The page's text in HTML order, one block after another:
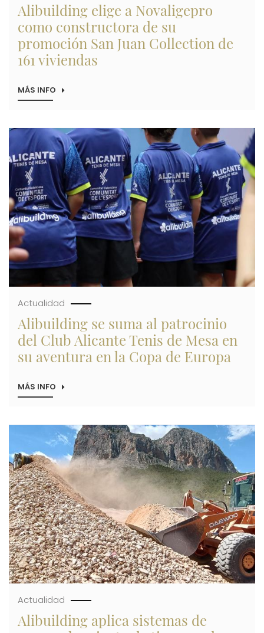
Alibuilding elige a Novaligepro
como constructora de su
promoción San Juan Collection de
161 viviendas
MÁS INFO SOBRE
NOVALIGEPRO
COMO
CONSTRUCTORA
DE
SU
PROMOCIÓN
SAN
JUAN
COLLECTION
DE
161
VIVIENDAS
Imagen
Actualidad
Alibuilding se suma al patrocinio
del Club Alicante Tenis de Mesa en
su aventura en la Copa de Europa
MÁS INFO SOBRE
AL
PATROCINIO
DEL
CLUB
ALICANTE
TENIS
DE
MESA
EN
SU
AVENTURA
EN
LA
COPA
DE
EUROPA
Actualidad
Alibuilding aplica sistemas de